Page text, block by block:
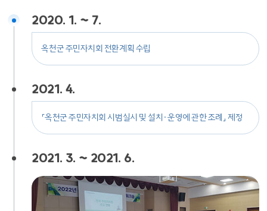
2020. 1. ~ 7.
옥천군 주민자치회 전환계획 수립
2021. 4.
「옥천군 주민자치회 시범실시 및 설치·운영에 관한 조례」 제정
2021. 3. ~ 2021. 6.